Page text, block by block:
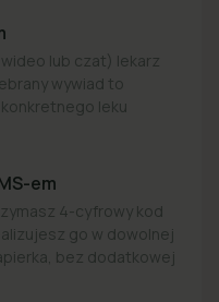
lub czat) lekarz
wywiad to
leku
em
4-cyfrowy kod
go w dowolnej
bez dodatkowej